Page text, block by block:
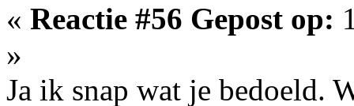
« Reactie #56 Gepost op:
»
Ja ik snap wat je bedoeld.